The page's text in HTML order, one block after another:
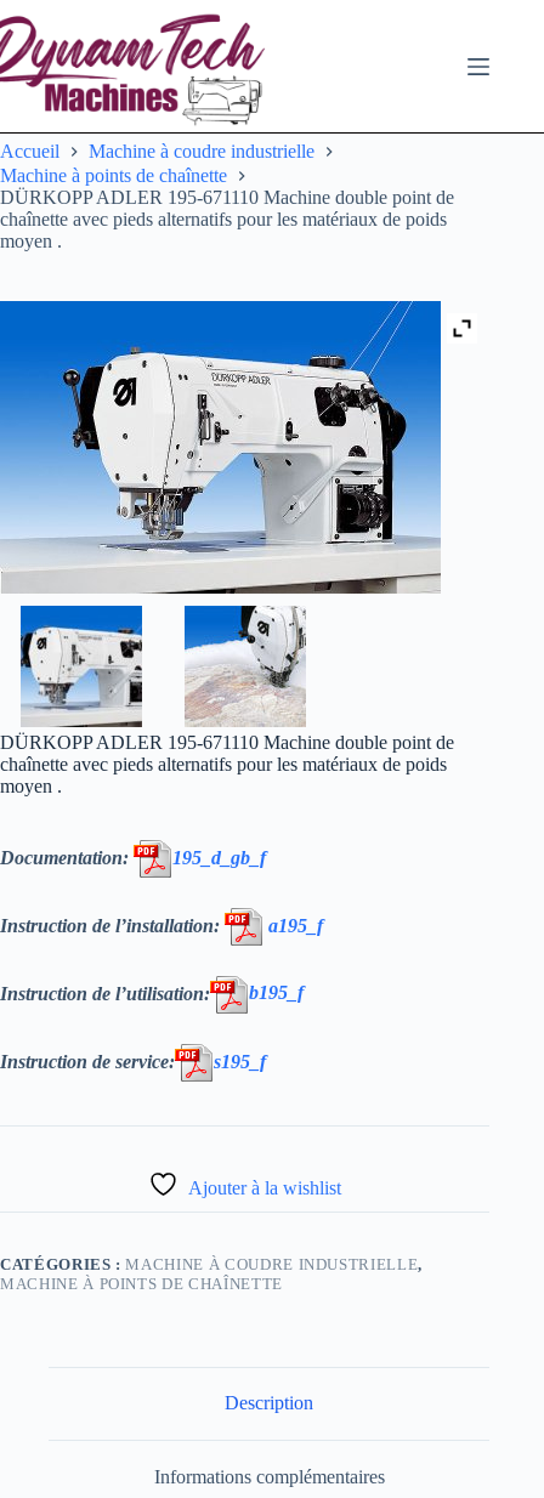
au
contenu
Accueil
Machine à coudre industrielle
Machine à points de chaînette
DÜRKOPP ADLER 195-671110 Machine double point de
chaînette avec pieds alternatifs pour les matériaux de poids
moyen .
DÜRKOPP ADLER 195-671110 Machine double point de
chaînette avec pieds alternatifs pour les matériaux de poids
moyen .
Documentation: 195_d_gb_f
Instruction de l’installation: a195_f
Instruction de l’utilisation: b195_f
Instruction de service: s195_f
Ajouter à la wishlist
CATÉGORIES :MACHINE À COUDRE INDUSTRIELLE,
MACHINE À POINTS DE CHAÎNETTE
Description
Informations complémentaires